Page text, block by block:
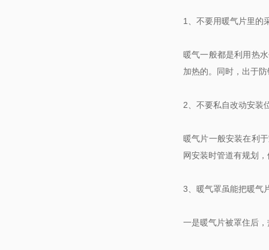
1、不要用暖气片里的
暖气一般都是利用热水
加热的。同时，
2、不要私自改动安装
暖气片一般安装在利于
网安装时管道有规划
3、暖气罩虽能把暖气片
一是暖气片被罩住后，